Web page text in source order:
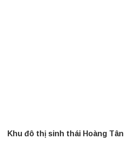
Khu đô thị sinh thái Hoàng Tân